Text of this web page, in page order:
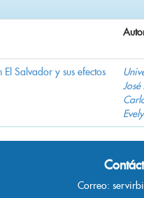
Salvador y sus efectos
Correo: